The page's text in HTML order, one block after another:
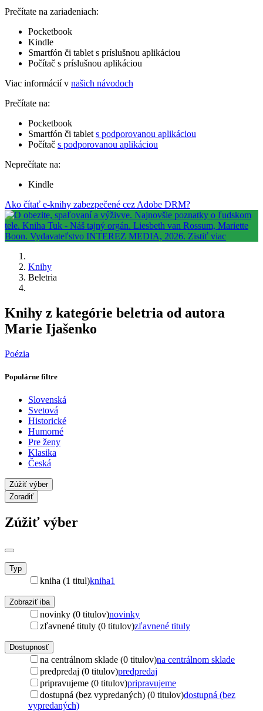
Prečítate na zariadeniach:
Pocketbook
Kindle
Smartfón či tablet s príslušnou aplikáciou
Počítač s príslušnou aplikáciou
Viac informácií v našich návodoch
Prečítate na:
Pocketbook
Smartfón či tablet s podporovanou aplikáciou
Počítač s podporovanou aplikáciou
Neprečítate na:
Kindle
Ako čítať e-knihy zabezpečené cez Adobe DRM?
Knihy
Beletria
Knihy z kategórie beletria od autora
Marie Ijašenko
Poézia
Populárne filtre
Slovenská
Svetová
Historické
Humorné
Pre ženy
Klasika
Česká
Zúžiť výber
Zoradiť
Zúžiť výber
Typ
kniha (1 titul)kniha1
Zobraziť iba
novinky (0 titulov)novinky
zľavnené tituly (0 titulov)zľavnené tituly
Dostupnosť
na centrálnom sklade (0 titulov)na centrálnom sklade
predpredaj (0 titulov)predpredaj
pripravujeme (0 titulov)pripravujeme
dostupná (bez vypredaných) (0 titulov)dostupná (bez
vypredaných)